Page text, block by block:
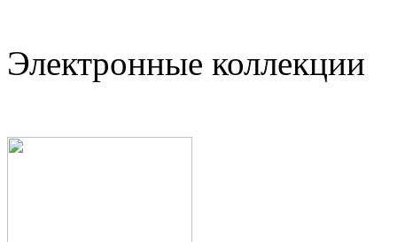
Электронные коллекции